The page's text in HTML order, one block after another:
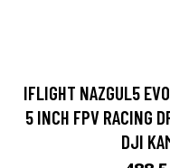
IFLIGHT NAZGUL5
5 INCH FPV RACING
DJI